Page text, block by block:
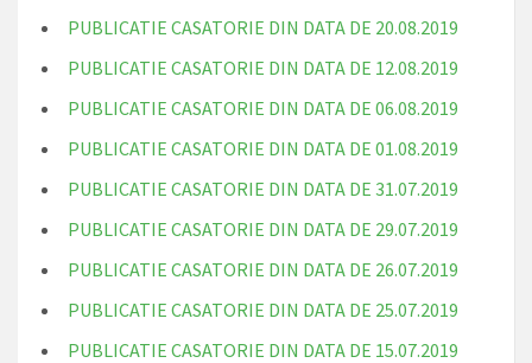
PUBLICATIE CASATORIE DIN DATA DE 20.08.2019
PUBLICATIE CASATORIE DIN DATA DE 12.08.2019
PUBLICATIE CASATORIE DIN DATA DE 06.08.2019
PUBLICATIE CASATORIE DIN DATA DE 01.08.2019
PUBLICATIE CASATORIE DIN DATA DE 31.07.2019
PUBLICATIE CASATORIE DIN DATA DE 29.07.2019
PUBLICATIE CASATORIE DIN DATA DE 26.07.2019
PUBLICATIE CASATORIE DIN DATA DE 25.07.2019
PUBLICATIE CASATORIE DIN DATA DE 15.07.2019